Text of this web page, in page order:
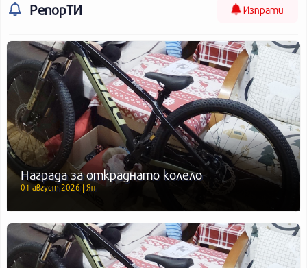
РепорТИ Изпрати
Награда за откраднато колело
01 август 2026 | Ян